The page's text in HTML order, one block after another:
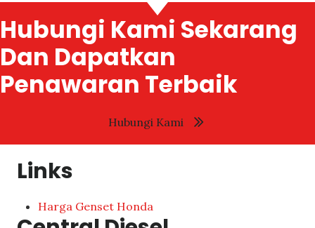
Hubungi Kami Sekarang
Dan Dapatkan
Penawaran Terbaik
Hubungi Kami
Links
Harga Genset Honda